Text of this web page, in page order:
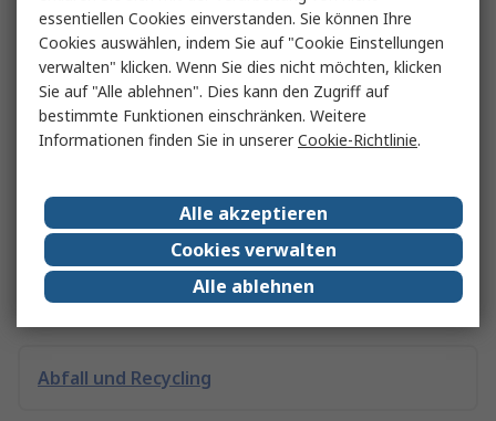
Postversand und Verpackungen
Klimatechnik und Ventilatoren
Datenwandler
Kopfschutz
Abfall und Recycling
essentiellen Cookies einverstanden. Sie können Ihre
Cookies auswählen, indem Sie auf "Cookie Einstellungen
verwalten" klicken. Wenn Sie dies nicht möchten, klicken
Sie auf "Alle ablehnen". Dies kann den Zugriff auf
bestimmte Funktionen einschränken. Weitere
Informationen finden Sie in unsererCookie-Richtlinie.
Alle akzeptieren
Cookies verwalten
Alle ablehnen